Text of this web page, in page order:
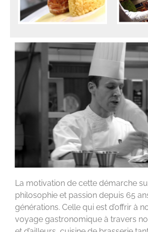
La motivation de cette démarche
philosophie et passion depuis 65
générations. Celle qui est d’offrir à
voyage gastronomique à travers